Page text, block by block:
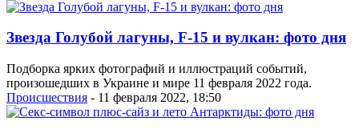
Звезда Голубой лагуны, F-15 и вулкан: фото дня
Подборка ярких фотографий и иллюстраций событий,
произошедших в Украине и мире 11 февраля 2022 года.
Проиcшествия - 11 февраля 2022, 18:50